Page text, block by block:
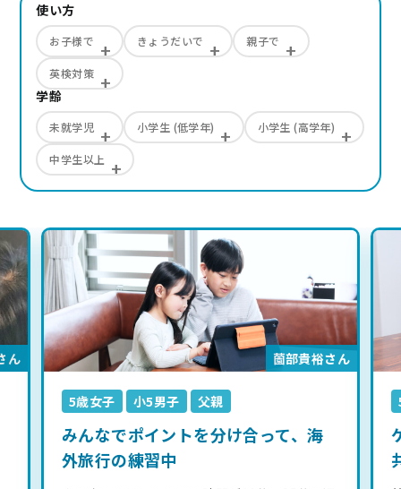
使い方
お子様で きょうだいで 親子で
英検対策
学齢
未就学児 小学生 (低学年) 小学生 (高学年)
中学生以上
ん 薗部貴裕さん
5歳女子 小5男子 父親
みんなでポイントを分け合って、海
外旅行の練習中